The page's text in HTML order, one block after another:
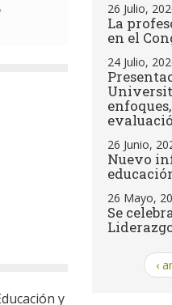
y
26 Julio,
La
en el
24 Julio,
26 Junio,
Nuevo
26 Mayo,
Se
‹